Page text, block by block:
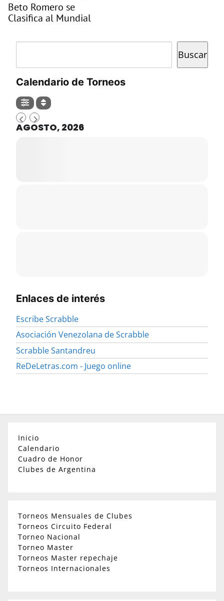
Beto Romero se
Clasifica al Mundial
Buscar
Calendario de Torneos
AGOSTO, 2026
Enlaces de interés
Escribe Scrabble
Asociación Venezolana de Scrabble
Scrabble Santandreu
ReDeLetras.com - Juego online
Inicio
Calendario
Cuadro de Honor
Clubes de Argentina
Torneos Mensuales de Clubes
Torneos Circuito Federal
Torneo Nacional
Torneo Master
Torneos Master repechaje
Torneos Internacionales